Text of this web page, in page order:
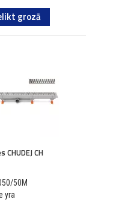
grozā
CH
50M
yra